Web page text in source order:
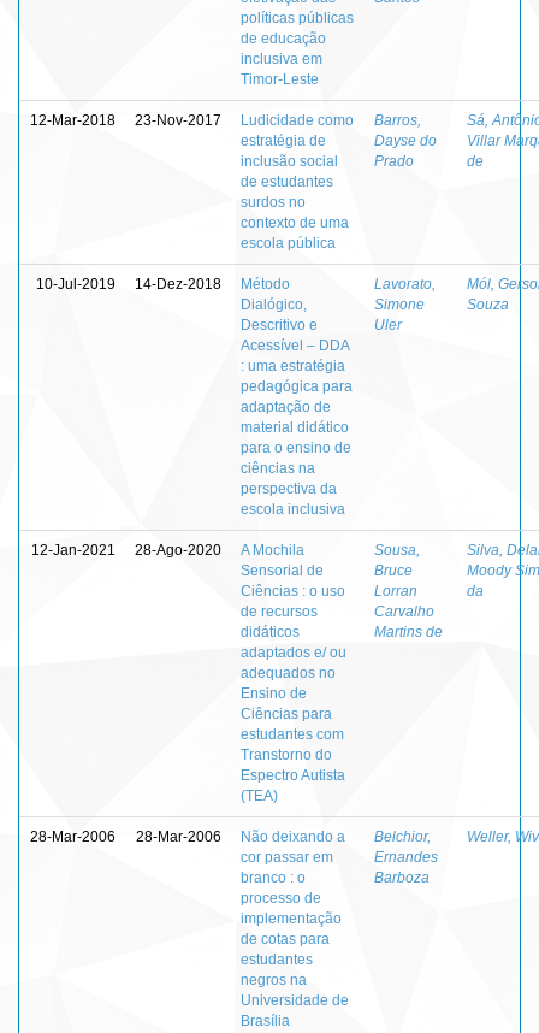
políticas públicas
de educação
inclusiva em
Timor-Leste
12-Mar-2018 23-Nov-2017
Ludicidade como
estratégia de
inclusão social
de estudantes
surdos no
contexto de uma
escola pública
Barros,
Dayse do
Prado
Sá,
Villar
de
10-Jul-2019 14-Dez-2018
Método
Dialógico,
Descritivo e
Acessível – DDA
: uma estratégia
pedagógica para
adaptação de
material didático
para o ensino de
ciências na
perspectiva da
escola inclusiva
Lavorato,
Simone
Uler
Mól,
Souza
12-Jan-2021 28-Ago-2020
A Mochila
Sensorial de
Ciências : o uso
de recursos
didáticos
adaptados e/ ou
adequados no
Ensino de
Ciências para
estudantes com
Transtorno do
Espectro Autista
(TEA)
Sousa,
Bruce
Lorran
Carvalho
Martins de
Silva,
Moody
da
28-Mar-2006 28-Mar-2006
Não deixando a
cor passar em
branco : o
processo de
implementação
de cotas para
estudantes
negros na
Universidade de
Brasília
Belchior,
Ernandes
Barboza
Weller,